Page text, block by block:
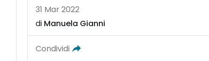
31 Mar 2022
di Manuela Gianni
Condividi